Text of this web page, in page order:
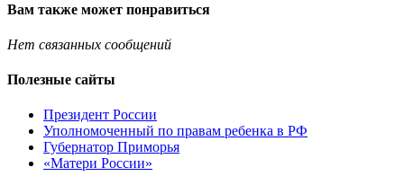
Вам также может понравиться
Нет связанных сообщений
Полезные сайты
Президент России
Уполномоченный по правам ребенка в РФ
Губернатор Приморья
«Матери России»